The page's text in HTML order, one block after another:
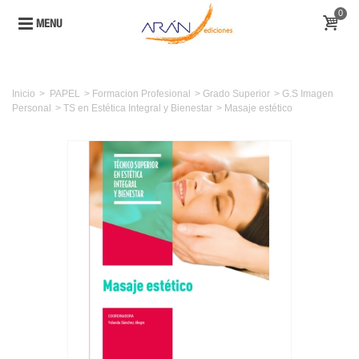
MENU
0
Inicio > PAPEL > Formacion Profesional > Grado Superior > G.S Imagen
Personal > TS en Estética Integral y Bienestar > Masaje estético